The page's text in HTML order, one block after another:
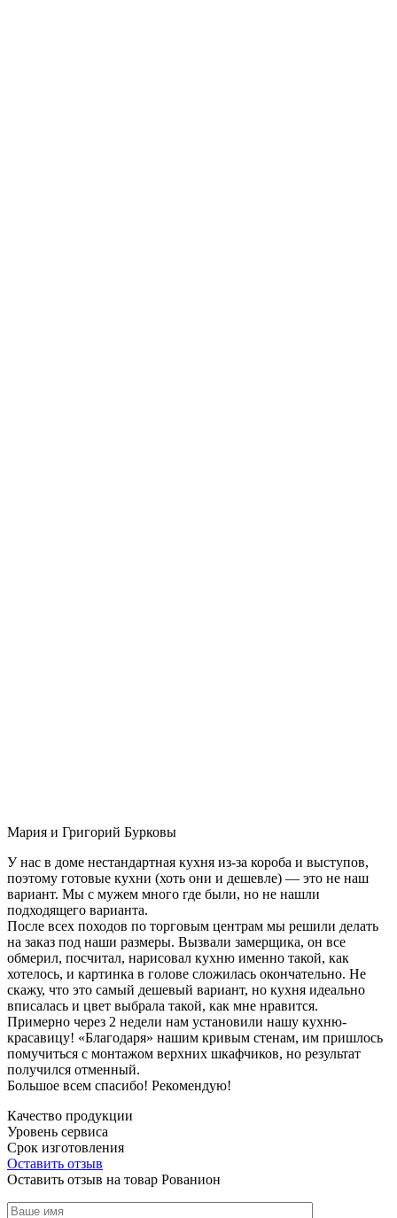
Мария и Григорий Бурковы
У нас в доме нестандартная кухня из-за короба и выступов,
поэтому готовые кухни (хоть они и дешевле) — это не наш
вариант. Мы с мужем много где были, но не нашли
подходящего варианта.
После всех походов по торговым центрам мы решили делать
на заказ под наши размеры. Вызвали замерщика, он все
обмерил, посчитал, нарисовал кухню именно такой, как
хотелось, и картинка в голове сложилась окончательно. Не
скажу, что это самый дешевый вариант, но кухня идеально
вписалась и цвет выбрала такой, как мне нравится.
Примерно через 2 недели нам установили нашу кухню-
красавицу! «Благодаря» нашим кривым стенам, им пришлось
помучиться с монтажом верхних шкафчиков, но результат
получился отменный.
Большое всем спасибо! Рекомендую!
Качество продукции
Уровень сервиса
Срок изготовления
Оставить отзыв
Оставить отзыв на товар Рованион